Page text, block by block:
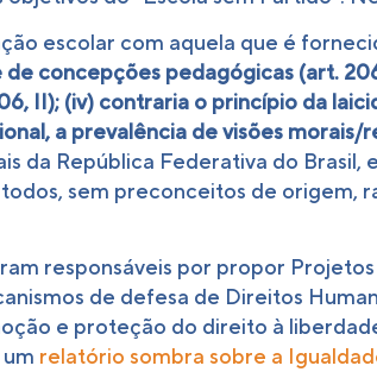
escolar com aquela que é
de concepções pedagógicas (art.
II); (iv) contraria o princípio da
a prevalência de visões morais/
da República Federativa do Brasil,
sem preconceitos de origem,
responsáveis por propor
de defesa de Direitos
e proteção do direito à
relatório sombra sobre a